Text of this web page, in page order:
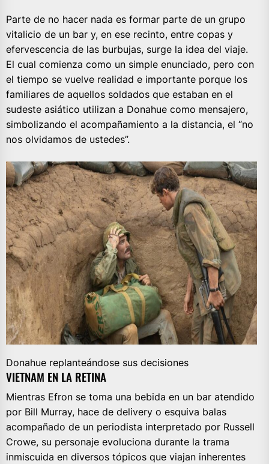
Parte de no hacer nada es formar parte de un grupo
vitalicio de un bar y, en ese recinto, entre copas y
efervescencia de las burbujas, surge la idea del viaje.
El cual comienza como un simple enunciado, pero con
el tiempo se vuelve realidad e importante porque los
familiares de aquellos soldados que estaban en el
sudeste asiático utilizan a Donahue como mensajero,
simbolizando el acompañamiento a la distancia, el “no
nos olvidamos de ustedes”.
Donahue replanteándose sus decisiones
VIETNAM EN LA RETINA
Mientras Efron se toma una bebida en un bar atendido
por Bill Murray, hace de delivery o esquiva balas
acompañado de un periodista interpretado por Russell
Crowe, su personaje evoluciona durante la trama
inmiscuida en diversos tópicos que viajan inherentes